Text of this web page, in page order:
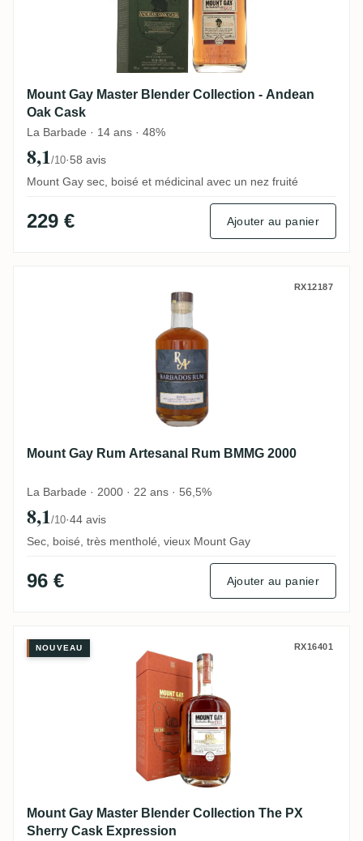
Mount Gay Master Blender Collection - Andean
Oak Cask
La Barbade · 14 ans · 48%
8,1/10·58 avis
Mount Gay sec, boisé et médicinal avec un nez fruité
229 € Ajouter au panier
Mount Gay Rum Artesanal Rum BMMG
RX12187
Mount Gay Rum Artesanal Rum BMMG 2000
La Barbade · 2000 · 22 ans · 56,5%
8,1/10·44 avis
Sec, boisé, très mentholé, vieux Mount Gay
96 € Ajouter au panier
Mount Gay Master Blender Collection
NOUVEAU RX16401
Mount Gay Master Blender Collection The PX
Sherry Cask Expression